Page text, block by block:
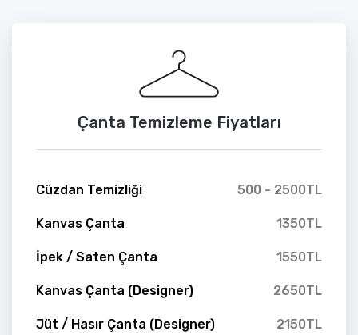
Çanta Temizleme Fiyatları
Cüzdan Temizliği 500 - 2500TL
Kanvas Çanta 1350TL
İpek / Saten Çanta 1550TL
Kanvas Çanta (Designer) 2650TL
Jüt / Hasır Çanta (Designer) 2150TL